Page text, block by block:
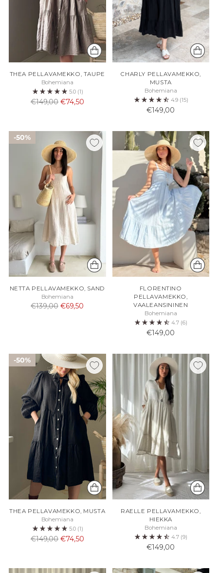
THEA PELLAVAMEKKO, TAUPE
Bohemiana
5.0 (1)
Normaali
€149,00 €74,50
CHARLY PELLAVAMEKKO,
MUSTA
Bohemiana
4.9 (15)
€149,00
50%
NETTA PELLAVAMEKKO, SAND
Bohemiana
Normaali
€139,00 €69,50
FLORENTINO
PELLAVAMEKKO,
VAALEANSININEN
Bohemiana
4.7 (6)
€149,00
50%
THEA PELLAVAMEKKO, MUSTA
Bohemiana
5.0 (1)
Normaali
€149,00 €74,50
RAELLE PELLAVAMEKKO,
HIEKKA
Bohemiana
4.7 (9)
€149,00